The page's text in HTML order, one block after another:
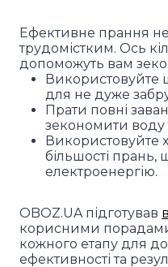
Ефективне прання не
трудомістким. Ось
допоможуть вам
для не дуже
Прати повні
зекономити воду
Використовуйте
більшості
електроенергію.
OBOZ.UA підготував
корисними
кожного етапу для
ефективності та